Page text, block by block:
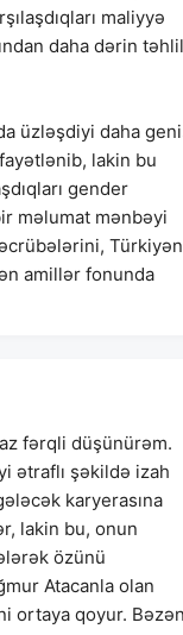
maliyyə
daha dərin təhlil
üzləşdiyi daha
lakin bu
gender
məlumat mənbəyi
amillər fonunda
fərqli düşünürəm.
ətraflı şəkildə izah
karyerasına
lakin bu, onun
özünü
Atacanla olan
ortaya qoyur.